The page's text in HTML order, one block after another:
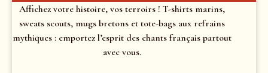
Affichez votre histoire, vos terroirs ! T-shirts marins,
sweats scouts, mugs bretons et tote-bags aux refrains
mythiques : emportez l’esprit des chants français partout
avec vous.